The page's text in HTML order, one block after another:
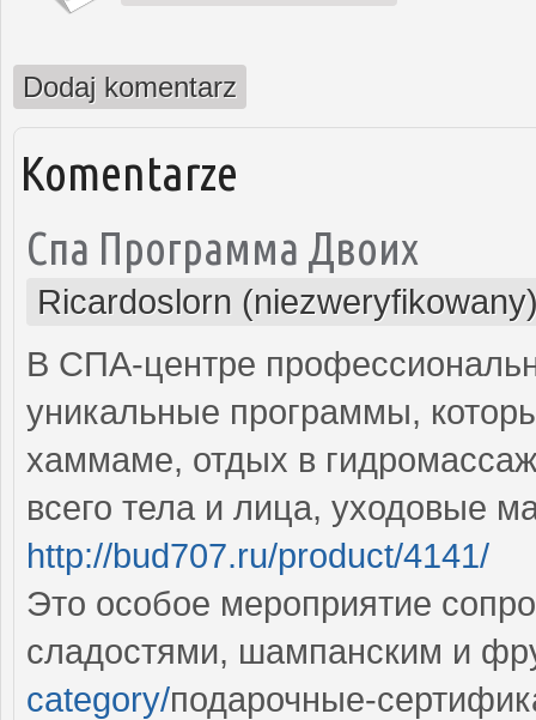
Dodaj komentarz
Komentarze
Спа Программа Двоих
Ricardoslorn
В СПА-центре
уникальные программы,
хаммаме, отдых в
всего тела и лица, уходовые
http://bud707.ru/product/4141/
Это особое мероприятие
сладостями, шампанским и
category/подарочные-